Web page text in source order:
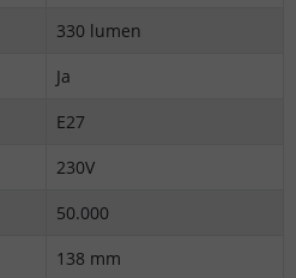
330 lumen
Ja
E27
230V
50.000
138 mm